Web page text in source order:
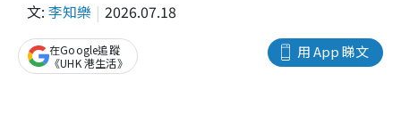
文: 李知樂 2026.07.18
用 App 睇文
在Google追蹤
《UHK 港生活》